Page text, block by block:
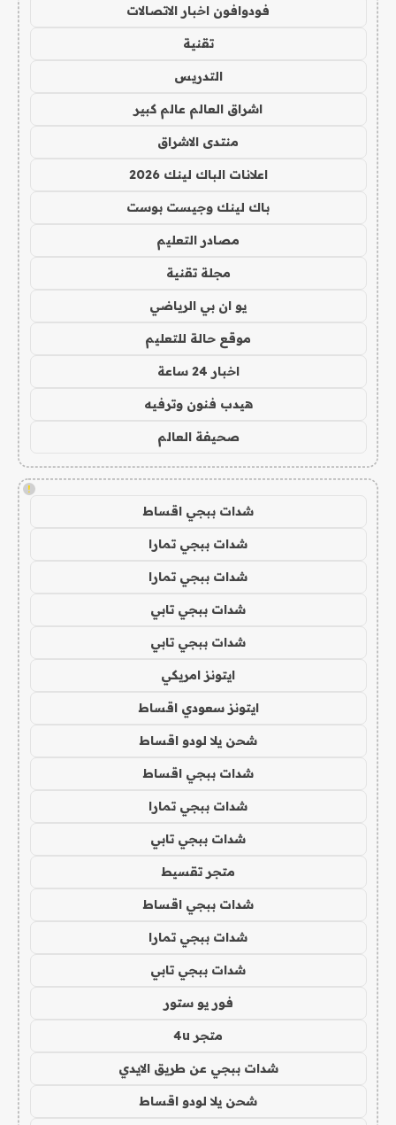
فودوافون اخبار الاتصالات
تقنية
التدريس
اشراق العالم عالم كبير
منتدى الاشراق
اعلانات الباك لينك 2026
باك لينك وجيست بوست
مصادر التعليم
مجلة تقنية
يو ان بي الرياضي
موقع حالة للتعليم
اخبار 24 ساعة
هيدب فنون وترفيه
صحيفة العالم
!
شدات ببجي اقساط
شدات ببجي تمارا
شدات ببجي تمارا
شدات ببجي تابي
شدات ببجي تابي
ايتونز امريكي
ايتونز سعودي اقساط
شحن يلا لودو اقساط
شدات ببجي اقساط
شدات ببجي تمارا
شدات ببجي تابي
متجر تقسيط
شدات ببجي اقساط
شدات ببجي تمارا
شدات ببجي تابي
فور يو ستور
متجر 4u
شدات ببجي عن طريق الايدي
شحن يلا لودو اقساط